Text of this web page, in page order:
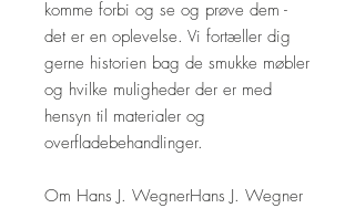
komme forbi og se og prøve dem -
det er en oplevelse. Vi fortæller dig
gerne historien bag de smukke møbler
og hvilke muligheder der er med
hensyn til materialer og
overfladebehandlinger.
Om Hans J. WegnerHans J. Wegner